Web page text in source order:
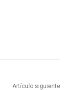
Artículo siguiente